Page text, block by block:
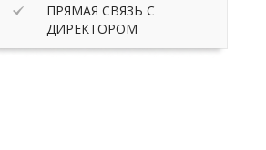
ПРЯМАЯ СВЯЗЬ С
ДИРЕКТОРОМ